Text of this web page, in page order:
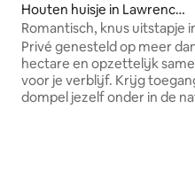
Houten huisje in Lawrenceb
urg
Romantisch, knus uitstapje
houten huisje met
bubbelbad
Privé genesteld op meer
hectare en opzettelijk
voor je verblijf. Krijg
dompel jezelf onder in de